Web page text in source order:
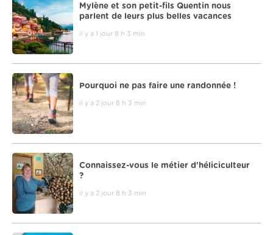
Mylène et son petit-fils Quentin nous
parlent de leurs plus belles vacances
il y a 1 jour 8 h 3 min
Pourquoi ne pas faire une randonnée !
il y a 2 jour 8 h 3 min
Connaissez-vous le métier d'héliciculteur
?
il y a 2 jour 8 h 3 min